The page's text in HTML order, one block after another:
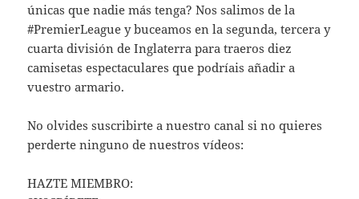
únicas que nadie más tenga? Nos salimos de la
#PremierLeague y buceamos en la segunda, tercera y
cuarta división de Inglaterra para traeros diez
camisetas espectaculares que podríais añadir a
vuestro armario.
No olvides suscribirte a nuestro canal si no quieres
perderte ninguno de nuestros vídeos:
HAZTE MIEMBRO: